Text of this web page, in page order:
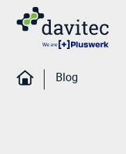
Blog